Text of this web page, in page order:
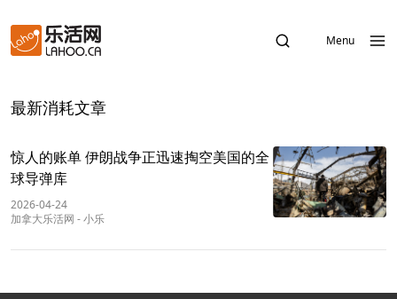
Menu
最新消耗文章
惊人的账单 伊朗战争正迅速掏空美国的全
球导弹库
2026-04-24
加拿大乐活网 -小乐